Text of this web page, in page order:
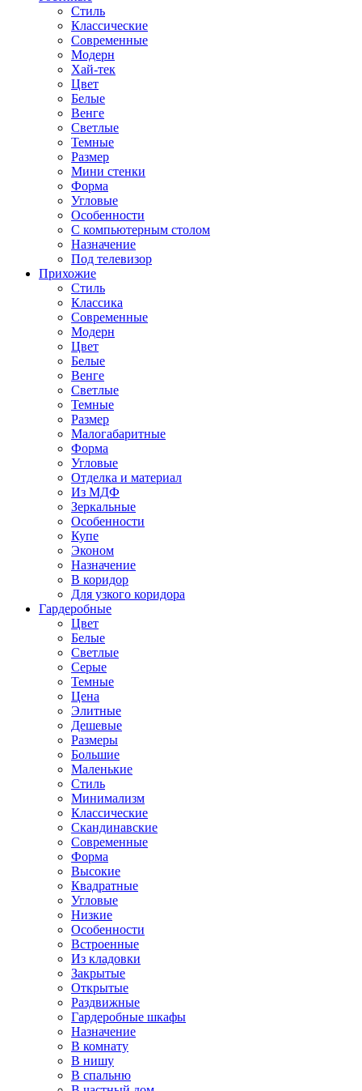
Стиль
Классические
Современные
Модерн
Хай-тек
Цвет
Белые
Венге
Светлые
Темные
Размер
Мини стенки
Форма
Угловые
Особенности
С компьютерным столом
Назначение
Под телевизор
Прихожие
Стиль
Классика
Современные
Модерн
Цвет
Белые
Венге
Светлые
Темные
Размер
Малогабаритные
Форма
Угловые
Отделка и материал
Из МДФ
Зеркальные
Особенности
Купе
Эконом
Назначение
В коридор
Для узкого коридора
Гардеробные
Цвет
Белые
Светлые
Серые
Темные
Цена
Элитные
Дешевые
Размеры
Большие
Маленькие
Стиль
Минимализм
Классические
Скандинавские
Современные
Форма
Высокие
Квадратные
Угловые
Низкие
Особенности
Встроенные
Из кладовки
Закрытые
Открытые
Раздвижные
Гардеробные шкафы
Назначение
В комнату
В нишу
В спальню